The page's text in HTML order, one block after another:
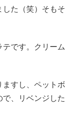
した（笑）そもそ
です。クリーム
すし、ペットボ
で、リベンジした